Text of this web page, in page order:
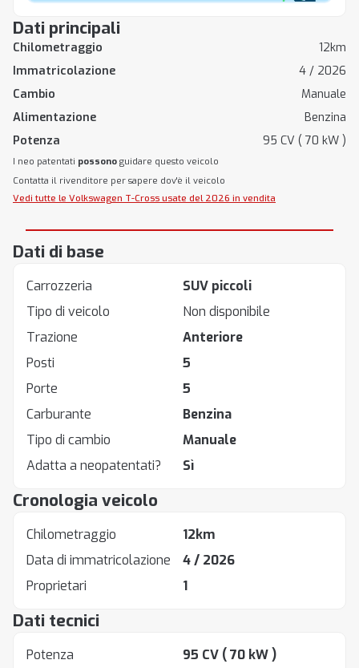
Dati principali
Chilometraggio
12km
Immatricolazione
4 / 2026
Cambio
Manuale
Alimentazione
Benzina
Potenza
95 CV ( 70 kW )
I neo patentati possono guidare questo veicolo
Contatta il rivenditore per sapere dov'è il veicolo
Vedi tutte le Volkswagen T-Cross usate del 2026 in vendita
Dati di base
Carrozzeria
SUV piccoli
Tipo di veicolo
Non disponibile
Trazione
Anteriore
Posti
5
Porte
5
Carburante
Benzina
Tipo di cambio
Manuale
Adatta a neopatentati?
Sì
Cronologia veicolo
Chilometraggio
12km
Data di immatricolazione
4 / 2026
Proprietari
1
Dati tecnici
Potenza 95 CV ( 70 kW )